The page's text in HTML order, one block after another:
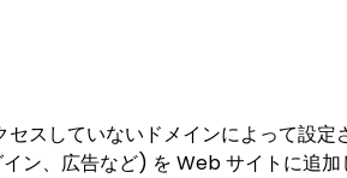
スしていないドメインによって設
ン、広告など) を Web サイトに追加